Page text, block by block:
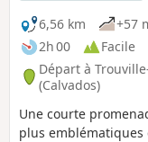
6,56 km
+57
2h 00
Facile
Départ à
(Calvados)
Une courte
plus emblématiques